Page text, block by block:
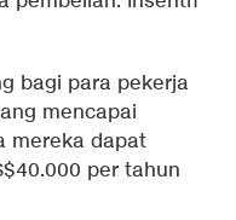
bagi para pekerja
mencapai
mereka dapat
per tahun